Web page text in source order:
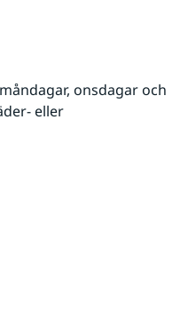
onsdagar och
eller